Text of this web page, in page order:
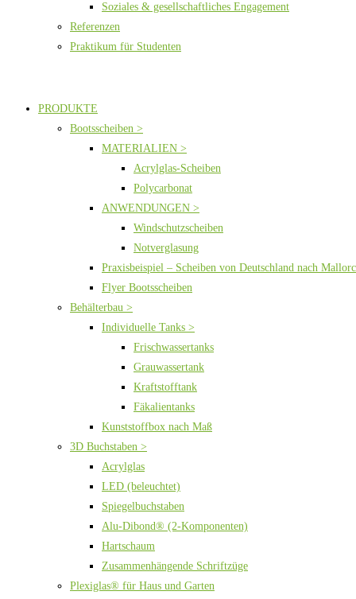
Soziales & gesellschaftliches Engagement
Referenzen
Praktikum für Studenten
PRODUKTE
Bootsscheiben >
MATERIALIEN >
Acrylglas-Scheiben
Polycarbonat
ANWENDUNGEN >
Windschutzscheiben
Notverglasung
Praxisbeispiel – Scheiben von Deutschland nach
Flyer Bootsscheiben
Behälterbau >
Individuelle Tanks >
Frischwassertanks
Grauwassertank
Kraftstofftank
Fäkalientanks
Kunststoffbox nach Maß
3D Buchstaben >
Acrylglas
LED (beleuchtet)
Spiegelbuchstaben
Alu-Dibond® (2-Komponenten)
Hartschaum
Zusammenhängende Schriftzüge
Plexiglas® für Haus und Garten